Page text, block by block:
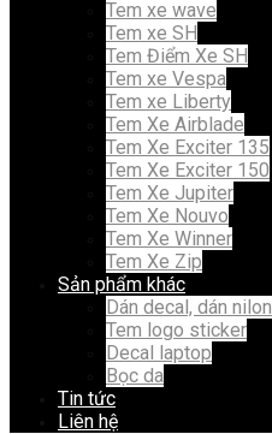
Tem xe wave
Tem xe SH
Tem Điểm Xe SH
Tem xe Vespa
Tem xe Liberty
Tem Xe Airblade
Tem Xe Exciter 135
Tem Xe Exciter 150
Tem Xe Jupiter
Tem Xe Nouvo
Tem Xe Winner
Tem Xe Zip
Sản phẩm khác
Dán decal, dán nilon
Tem logo sticker
Decal laptop
Bọc da
Tin tức
Liên hệ